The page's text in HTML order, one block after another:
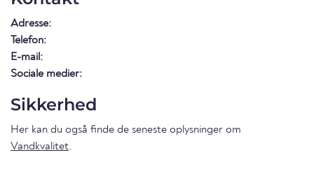
Adresse:
Telefon:
E-mail:
Sociale medier:
Sikkerhed
Her kan du også finde de seneste oplysninger om
Vandkvalitet.